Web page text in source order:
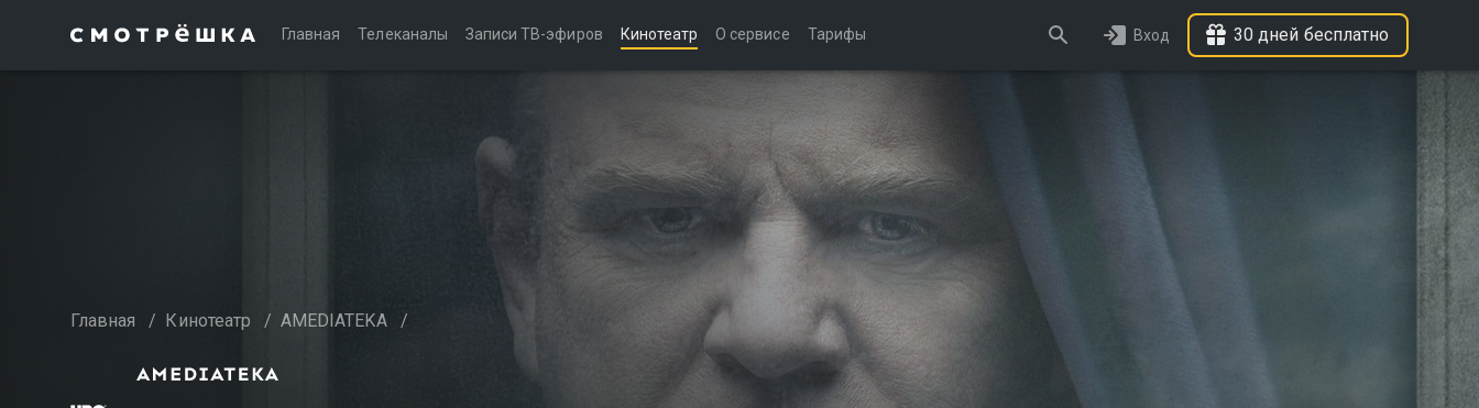
Главная Телеканалы Записи ТВ-эфиров Кинотеатр О сервисе Тарифы Вход 30 дней бесплатно
Главная / Кинотеатр / AMEDIATEKA /